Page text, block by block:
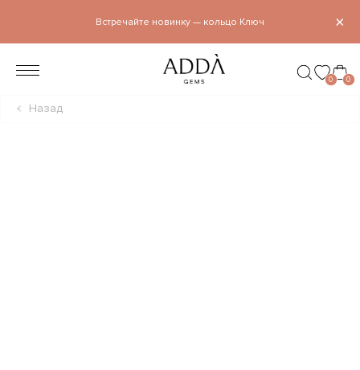
×
Встречайте новинку — кольцо Ключ
0 0
Назад